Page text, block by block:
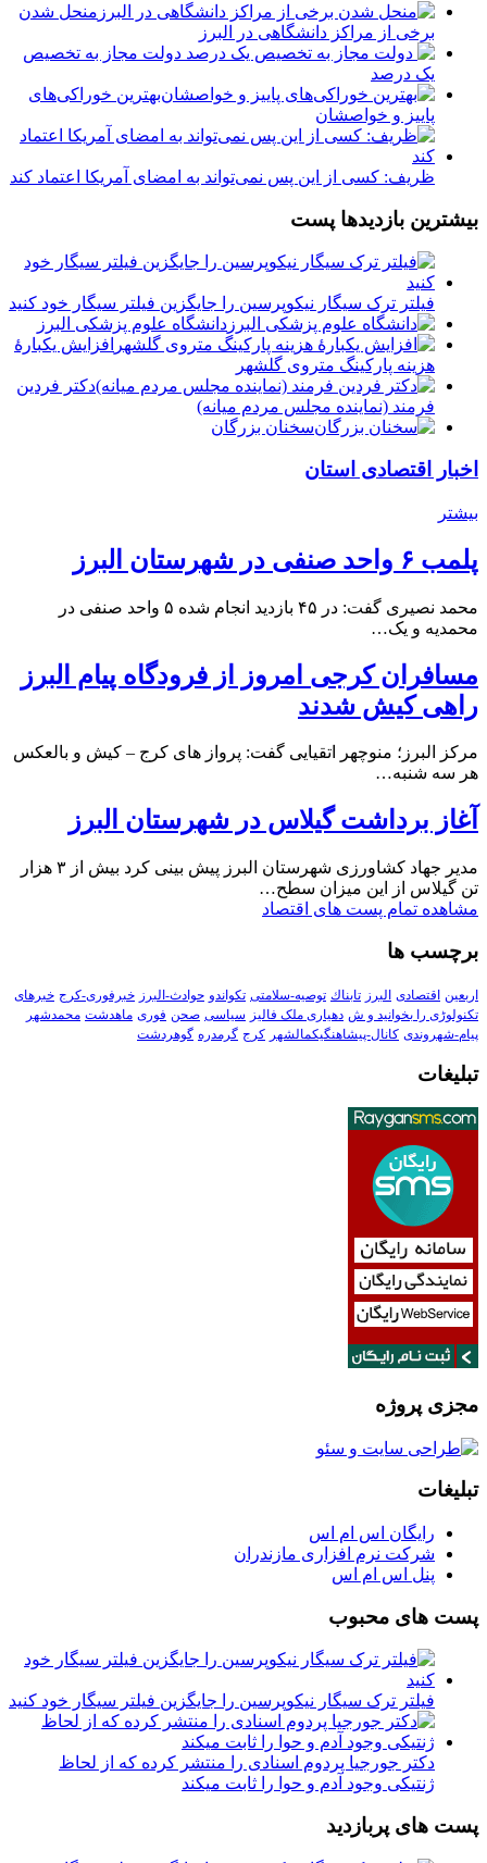
منحل شدن
برخی از مراکز دانشگاهی در البرز
️ دولت مجاز به تخصیص
یک درصد
️بهترین خوراکی‌های
پاییز و خواصشان
ظریف: کسی از این پس نمی‌تواند به امضای آمریکا اعتماد کند
بیشترین بازدیدها پست
فیلتر ترک سیگار نیکوپرسین را جایگزین فیلتر سیگار خود کنید
دانشگاه علوم پزشکی البرز
افزایش یکبارۀ
هزینه پارکینگ متروی گلشهر
دكتر فردين
فرمند (نماينده مجلس مردم میانه)
سخنان بزرگان
اخبار اقتصادی استان
بیشتر
پلمب ۶ واحد صنفی در شهرستان البرز
محمد نصیری گفت: در ۴۵ بازدید انجام شده ۵ واحد صنفی در
محمدیه و یک…
مسافران کرجی امروز از فرودگاه پیام البرز
راهی کیش شدند
مرکز البرز؛ منوچهر اتقیایی گفت: پرواز های کرج – کیش و بالعکس
هر سه شنبه…
آغاز برداشت گیلاس در شهرستان البرز
مدیر جهاد کشاورزی شهرستان البرز پیش بینی کرد بیش از ۳ هزار
تن گیلاس از این میزان سطح…
مشاهده تمام پست های اقتصاد
برچسب ها
اربعین اقتصادی البرز تابناك توصیه-سلامتی تکواندو حوادث-البرز خبرفوری-کرج خبرهای
تکنولوڑی را بخوانید و ش دهیاری ملک فالیز سیاسی صحن فوری ماهدشت محمدشهر
پیام-شهروندی کانال-پیشاهنگیکمالشهر کرج گرمدره گوهردشت
تبلیغات
مجزی پروژه
تبلیغات
رایگان اس ام اس
شرکت نرم افزاری مازندران
پنل اس ام اس
پست های محبوب
فیلتر ترک سیگار نیکوپرسین را جایگزین فیلتر سیگار خود کنید
دکتر جورجیا پردوم اسنادی را منتشر کرده که از لحاظ
ژنتیکی وجود آدم و حوا را ثابت میکند
پست های پربازدید